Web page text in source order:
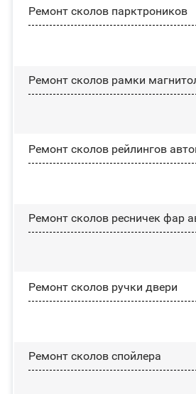
Ремонт сколов парктроников
Ремонт сколов рамки
Ремонт сколов рейлингов
Ремонт сколов ресничек фар
Ремонт сколов ручки двери
Ремонт сколов спойлера